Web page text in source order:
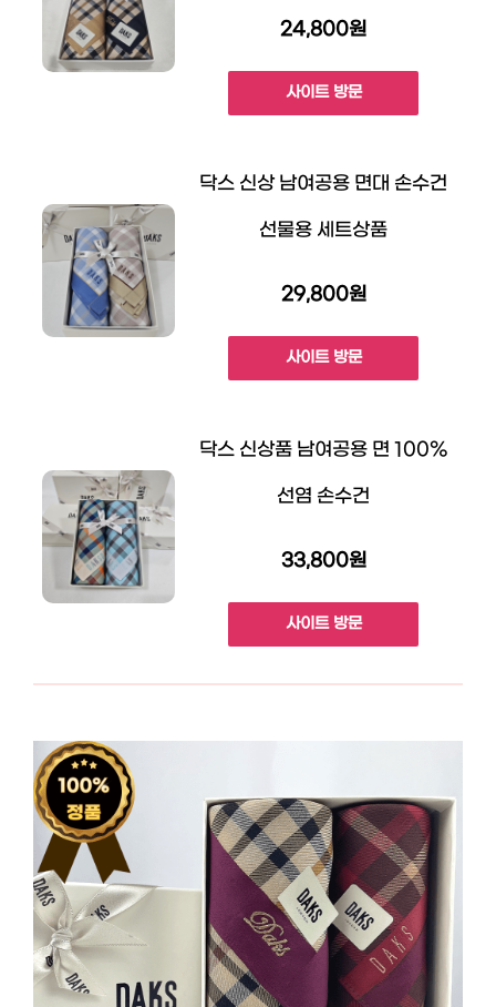
24,800원
사이트 방문
닥스 신상 남여공용 면대 손수건
선물용 세트상품
29,800원
사이트 방문
닥스 신상품 남여공용 면 100%
선염 손수건
33,800원
사이트 방문